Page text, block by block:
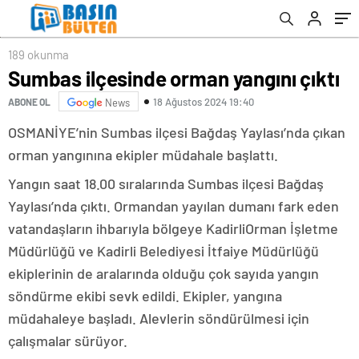
189 okunma
Sumbas ilçesinde orman yangını çıktı
ABONE OL News 18 Ağustos 2024 19:40
OSMANİYE’nin Sumbas ilçesi Bağdaş Yaylası’nda çıkan
orman yangınına ekipler müdahale başlattı.
Yangın saat 18.00 sıralarında Sumbas ilçesi Bağdaş
Yaylası’nda çıktı. Ormandan yayılan dumanı fark eden
vatandaşların ihbarıyla bölgeye KadirliOrman İşletme
Müdürlüğü ve Kadirli Belediyesi İtfaiye Müdürlüğü
ekiplerinin de aralarında olduğu çok sayıda yangın
söndürme ekibi sevk edildi. Ekipler, yangına
müdahaleye başladı. Alevlerin söndürülmesi için
çalışmalar sürüyor.